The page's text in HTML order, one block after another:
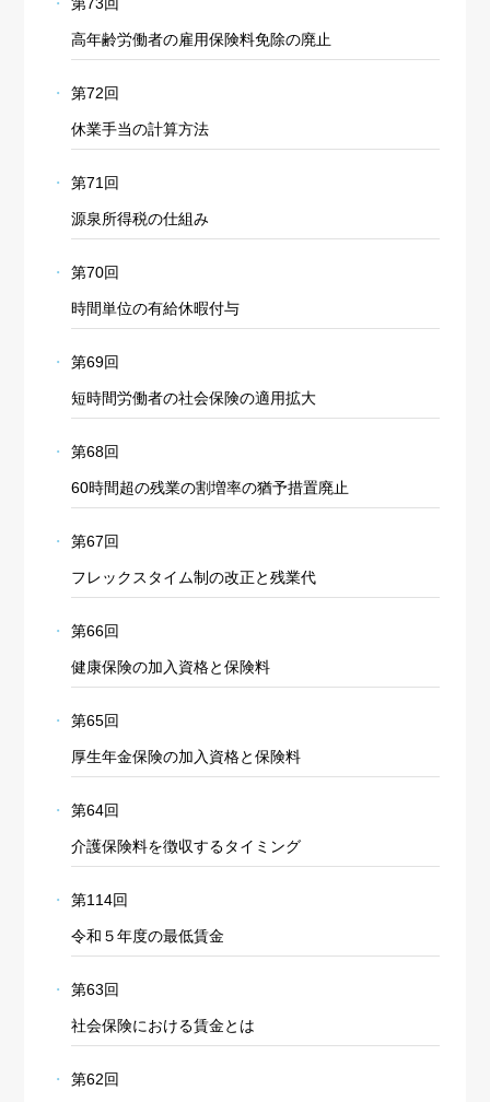
高年齢労働者の雇用保険料免除の廃止
第72回
休業手当の計算方法
第71回
源泉所得税の仕組み
第70回
時間単位の有給休暇付与
第69回
短時間労働者の社会保険の適用拡大
第68回
60時間超の残業の割増率の猶予措置廃止
第67回
フレックスタイム制の改正と残業代
第66回
健康保険の加入資格と保険料
第65回
厚生年金保険の加入資格と保険料
第64回
介護保険料を徴収するタイミング
第114回
令和５年度の最低賃金
第63回
社会保険における賃金とは
第62回